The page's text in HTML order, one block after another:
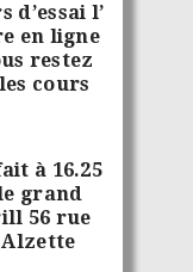
l’
en ligne
restez
cours
à 16.25
grand
56 rue
Alzette